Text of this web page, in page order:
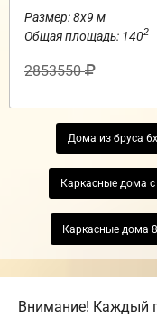
Размер: 8х9 м
Общая площадь: 1402
2853550
Дома из бруса
Каркасные дома
Каркасные дома
Внимание! Каждый